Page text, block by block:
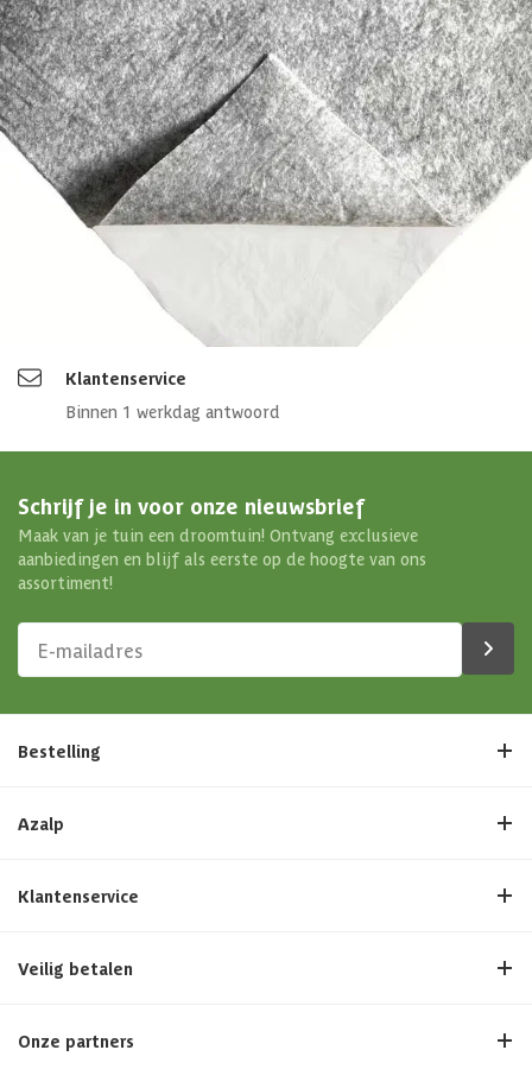
EAN-code 4010090992594
4,65/5bij TrustedShops
Luxe assortimenttegen scherpe prijzen
Maatwerk:We maken het betaalbaar.
076 - 80 801 24
Direct antwoord
Chat met ons
Stel direct je vraag
Klantenservice
Binnen 1 werkdag antwoord
Schrijf je in voor onze nieuwsbrief
Maak van je tuin een droomtuin! Ontvang exclusieve
aanbiedingen en blijf als eerste op de hoogte van ons
assortiment!
Bestelling
Azalp
Klantenservice
Veilig betalen
Onze partners